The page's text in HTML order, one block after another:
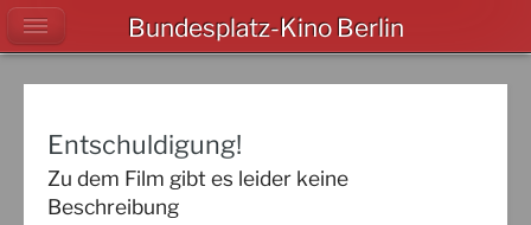
Entschuldigung!
Zu dem Film gibt es leider keine
Beschreibung
Bundesplatz-Kino Berlin